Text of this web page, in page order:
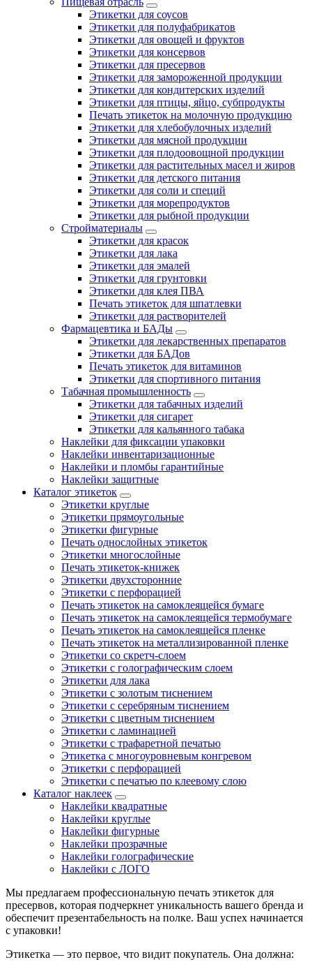
Этикетки для соусов
Этикетки для полуфабрикатов
Этикетки для овощей и фруктов
Этикетки для консервов
Этикетки для пресервов
Этикетки для замороженной продукции
Этикетки для кондитерских изделий
Этикетки для птицы, яйцо, субпродукты
Печать этикеток на молочную продукцию
Этикетки для хлебобулочных изделий
Этикетки для мясной продукции
Этикетки для плодоовощной продукции
Этикетки для растительных масел и жиров
Этикетки для детского питания
Этикетки для соли и специй
Этикетки для морепродуктов
Этикетки для рыбной продукции
Стройматериалы
Этикетки для красок
Этикетки для лака
Этикетки для эмалей
Этикетки для грунтовки
Этикетки для клея ПВА
Печать этикеток для шпатлевки
Этикетки для растворителей
Фармацевтика и БАДы
Этикетки для лекарственных препаратов
Этикетки для БАДов
Печать этикеток для витаминов
Этикетки для спортивного питания
Табачная промышленность
Этикетки для табачных изделий
Этикетки для сигарет
Этикетки для кальянного табака
Наклейки для фиксации упаковки
Наклейки инвентаризационные
Наклейки и пломбы гарантийные
Наклейки защитные
Каталог этикеток
Этикетки круглые
Этикетки прямоугольные
Этикетки фигурные
Печать однослойных этикеток
Этикетки многослойные
Печать этикеток-книжек
Этикетки двухсторонние
Этикетки с перфорацией
Печать этикеток на самоклеящейся бумаге
Печать этикеток на самоклеящейся термобумаге
Печать этикеток на самоклеящейся пленке
Печать этикеток на металлизированной пленке
Этикетки со скретч-слоем
Этикетки с голографическим слоем
Этикетки для лака
Этикетки с золотым тиснением
Этикетки с серебряным тиснением
Этикетки с цветным тиснением
Этикетки с ламинацией
Этикетки с трафаретной печатью
Этикетка с многоуровневым конгревом
Этикетки с перфорацией
Этикетки с печатью по клеевому слою
Каталог наклеек
Наклейки квадратные
Наклейки круглые
Наклейки фигурные
Наклейки прозрачные
Наклейки голографические
Наклейки с ЛОГО
Мы предлагаем профессиональную печать этикеток для
пресервов, которая подчеркнет уникальность вашего бренда и
обеспечит презентабельность на полке. Ваш успех начинается
с упаковки!
Этикетка — это первое, что видит покупатель. Она должна: